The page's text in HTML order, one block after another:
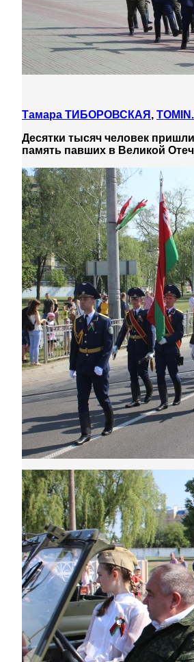
Тамара ТИБОРОВСКАЯ ,
Десятки тысяч человек
память павших в Великой